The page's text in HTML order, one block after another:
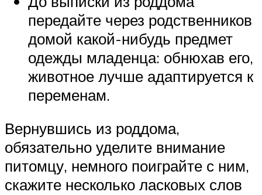
передайте через родственников
домой какой-нибудь предмет
одежды младенца: обнюхав его,
животное лучше адаптируется к
переменам.
Вернувшись из роддома,
обязательно уделите внимание
питомцу, немного поиграйте с ним,
скажите несколько ласковых слов